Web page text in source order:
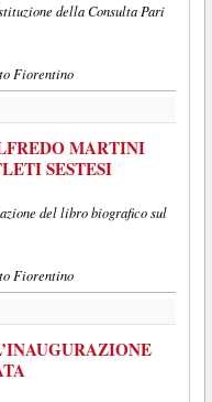
della Consulta Pari
Fiorentino
MARTINI
SESTESI
del libro biografico sul
Fiorentino